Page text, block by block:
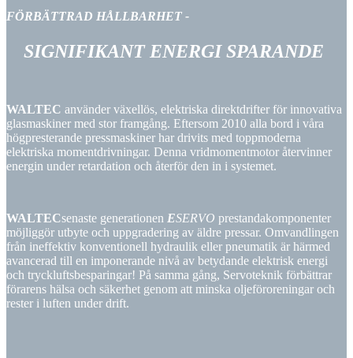
FÖRBÄTTRAD HÅLLBARHET -
SIGNIFIKANT ENERGI SPARANDE
WALTEC använder växellös, elektriska direktdrifter för innovativa
glasmaskiner med stor framgång. Eftersom 2010 alla bord i våra
högpresterande pressmaskiner har drivits med toppmoderna
elektriska momentdrivningar. Denna vridmomentmotor återvinner
energin under retardation och återför den in i systemet.
WALTECsenaste generationen ESERVO prestandakomponenter
möjliggör utbyte och uppgradering av äldre pressar. Omvandlingen
från ineffektiv konventionell hydraulik eller pneumatik är härmed
avancerad till en imponerande nivå av betydande elektrisk energi
och tryckluftsbesparingar! På samma gång, Servoteknik förbättrar
förarens hälsa och säkerhet genom att minska oljeföroreningar och
rester i luften under drift.